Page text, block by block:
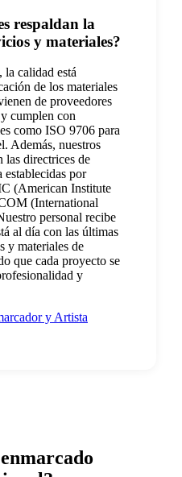
respaldan la
y materiales?
calidad está
de los materiales
de proveedores
cumplen con
como ISO 9706 para
Además, nuestros
las directrices de
establecidas por
(American Institute
(International
personal recibe
al día con las últimas
y materiales de
que cada proyecto se
y
y Artista